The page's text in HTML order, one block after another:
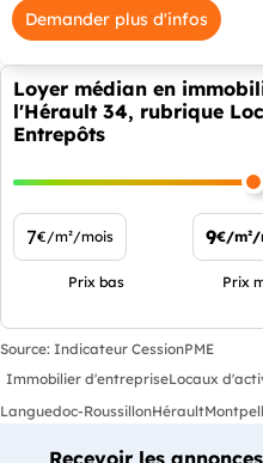
Demander plus d'infos
Loyer médian en
l'Hérault 34, rubrique
Entrepôts
7€/m²/mois
Prix bas
9€/m²/
Prix
Source: Indicateur CessionPME
Immobilier d'entrepriseLocaux
Languedoc-RoussillonHérault